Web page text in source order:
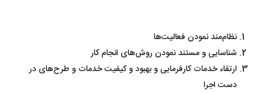
نظام‌مند نمودن فعالیت‌ها
شناسایی و مستند نمودن روش‌های انجام کار
ارتقاء خدمات کارفرمایی و بهبود و کیفیت خدمات و طرح‌های در
دست اجرا